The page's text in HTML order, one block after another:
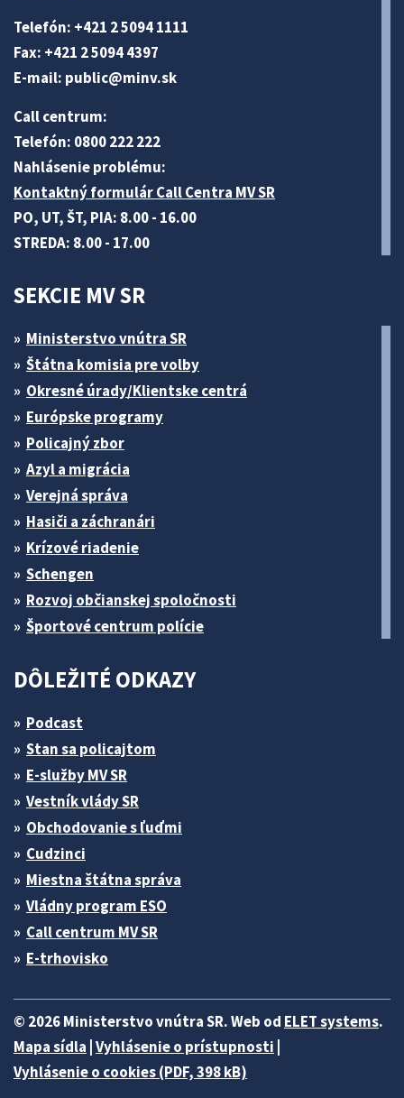
Telefón: +421 2 5094 1111
Fax: +421 2 5094 4397
E-mail: public@minv.sk
Call centrum:
Telefón: 0800 222 222
Nahlásenie problému:
Kontaktný formulár Call Centra MV SR
PO, UT, ŠT, PIA: 8.00 - 16.00
STREDA: 8.00 - 17.00
SEKCIE MV SR
Ministerstvo vnútra SR
Štátna komisia pre volby
Okresné úrady/Klientske centrá
Európske programy
Policajný zbor
Azyl a migrácia
Verejná správa
Hasiči a záchranári
Krízové riadenie
Schengen
Rozvoj občianskej spoločnosti
Športové centrum polície
DÔLEŽITÉ ODKAZY
Podcast
Stan sa policajtom
E-služby MV SR
Vestník vlády SR
Obchodovanie s ľuďmi
Cudzinci
Miestna štátna správa
Vládny program ESO
Call centrum MV SR
E-trhovisko
© 2026 Ministerstvo vnútra SR. Web od ELET systems.
Mapa sídla Vyhlásenie o prístupnosti
Vyhlásenie o cookies (PDF, 398 kB)